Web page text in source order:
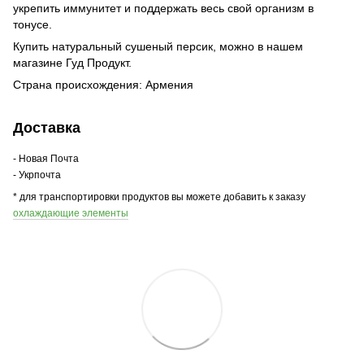
укрепить иммунитет и поддержать весь свой организм в
тонусе.
Купить натуральный сушеный персик, можно в нашем
магазине Гуд Продукт.
Страна происхождения: Армения
Доставка
- Новая Почта
- Укрпочта
* для транспортировки продуктов вы можете добавить к заказу
охлаждающие элементы